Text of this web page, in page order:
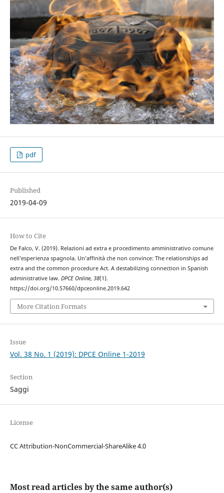
pdf
Published
2019-04-09
How to Cite
De Falco, V. (2019). Relazioni ad extra e procedimento amministrativo comune
nell’esperienza spagnola. Un’affinità che non convince: The relationships ad
extra and the common procedure Act. A destabilizing connection in Spanish
administrative law. DPCE Online, 38(1).
https://doi.org/10.57660/dpceonline.2019.642
More Citation Formats
Issue
Vol. 38 No. 1 (2019): DPCE Online 1-2019
Section
Saggi
License
CC Attribution-NonCommercial-ShareAlike 4.0
Most read articles by the same author(s)